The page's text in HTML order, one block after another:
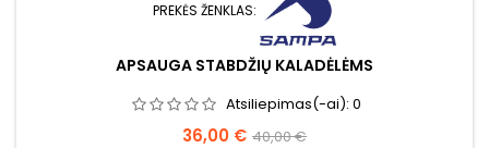
PREKĖS ŽENKLAS:
APSAUGA STABDŽIŲ KALADĖLĖMS
Atsiliepimas(-ai): 0
Kaina
36,00 € Bazinė
40,00 €